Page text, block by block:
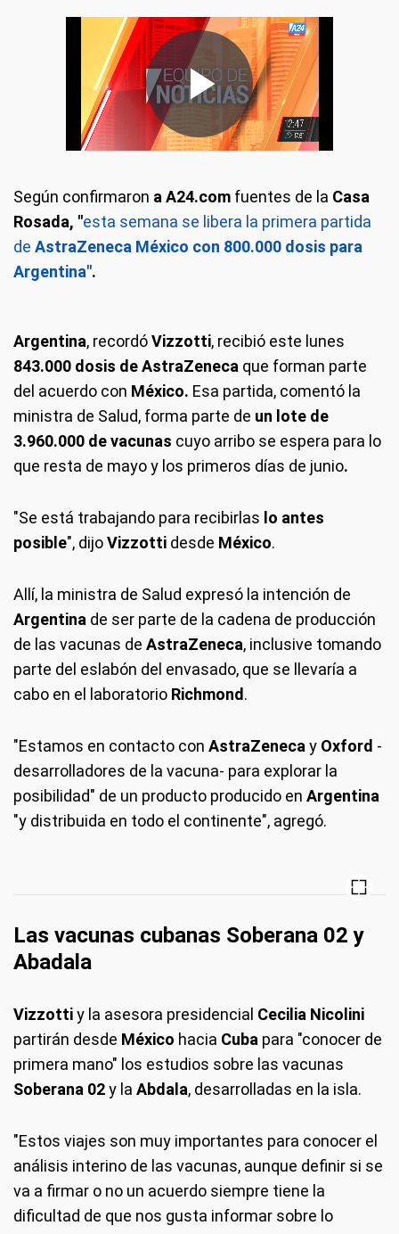
Según confirmaron a A24.com fuentes de la Casa
Rosada, "esta semana se libera la primera partida
de AstraZeneca México con 800.000 dosis para
Argentina".
Argentina, recordóVizzotti, recibió este lunes
843.000 dosis de AstraZeneca que forman parte
del acuerdo con México. Esa partida, comentó la
ministra de Salud, forma parte de un lote de
3.960.000 de vacunas cuyo arribo se espera para lo
que resta de mayo y los primeros días de junio.
"Se está trabajando para recibirlas lo antes
posible", dijoVizzotti desde México.
Allí, la ministra de Salud expresó la intención de
Argentina de ser parte de la cadena de producción
de las vacunas de AstraZeneca, inclusive tomando
parte del eslabón del envasado, que se llevaría a
cabo en el laboratorio Richmond.
"Estamos en contacto con AstraZeneca y Oxford -
desarrolladores de la vacuna- para explorar la
posibilidad" de un producto producido en Argentina
"y distribuida en todo el continente", agregó.
Las vacunas cubanas Soberana 02 y
Abadala
Vizzottiy la asesora presidencial Cecilia Nicolini
partirán desde México hacia Cuba para "conocer de
primera mano" los estudios sobre las vacunas
Soberana 02y la Abdala, desarrolladas en la isla.
"Estos viajes son muy importantes para conocer el
análisis interino de las vacunas, aunque definir si se
va a firmar o no un acuerdo siempre tiene la
dificultad de que nos gusta informar sobre lo